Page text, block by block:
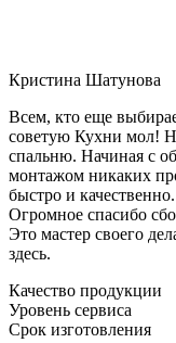
Кристина Шатунова
Всем, кто еще
советую Кухни мол!
спальню. Начиная с
монтажом никаких
быстро и
Огромное спасибо
Это мастер своего
здесь.
Качество продукции
Уровень сервиса
Срок изготовления